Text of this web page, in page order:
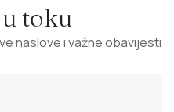
toku
naslove i važne obavijesti